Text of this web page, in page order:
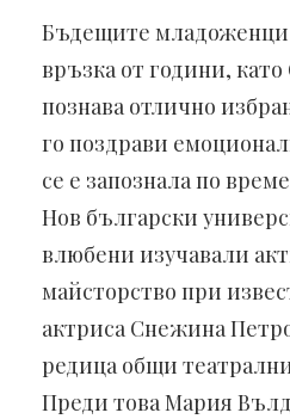
Бъдещите
връзка от години,
познава отлично
го поздрави
се е запознала по
Нов български
влюбени изучавали
майсторство при
актриса Снежина
редица общи
Преди това Мария